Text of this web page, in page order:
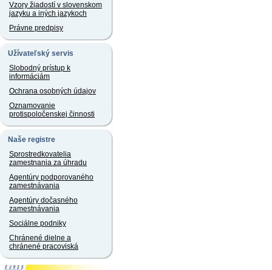
Vzory žiadostí v slovenskom
jazyku a iných jazykoch
Právne predpisy
Užívateľský servis
Slobodný prístup k
informáciám
Ochrana osobných údajov
Oznamovanie
protispoločenskej činnosti
Naše registre
Sprostredkovatelia
zamestnania za úhradu
Agentúry podporovaného
zamestnávania
Agentúry dočasného
zamestnávania
Sociálne podniky
Chránené dielne a
chránené pracoviská